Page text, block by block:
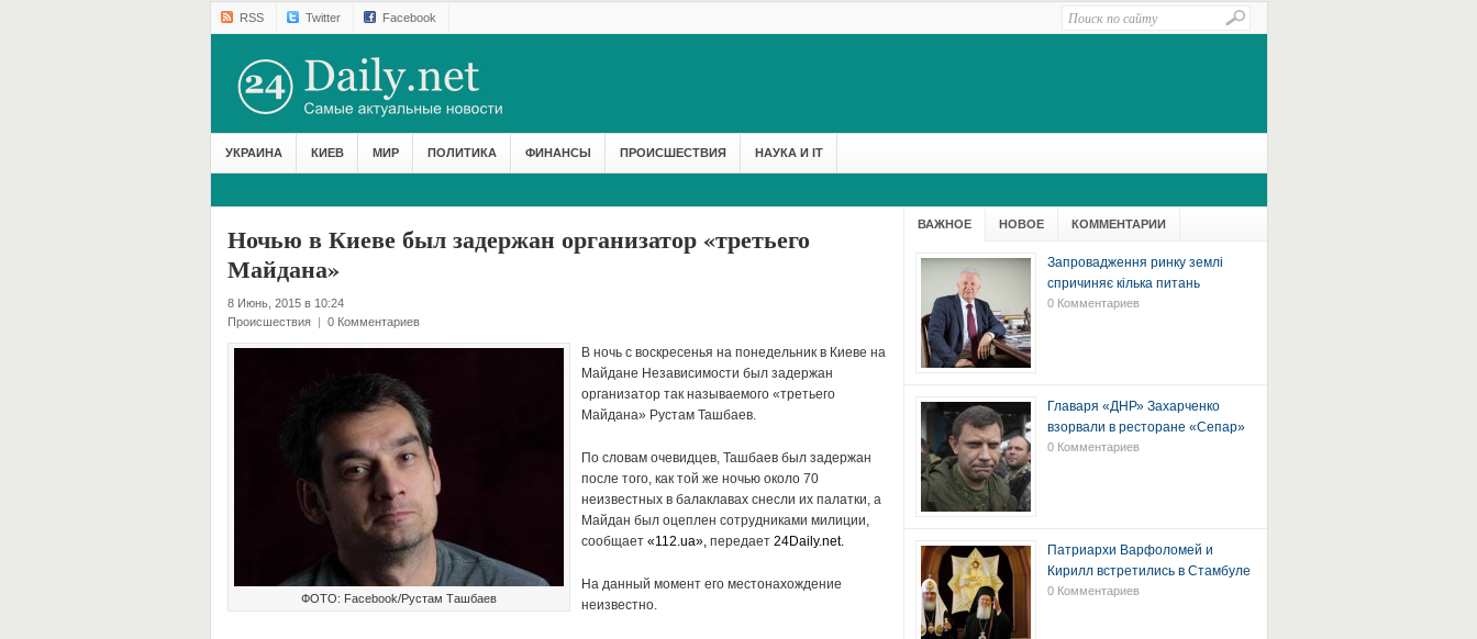
RSS Twitter Facebook
УКРАИНА КИЕВ МИР ПОЛИТИКА ФИНАНСЫ ПРОИСШЕСТВИЯ НАУКА И IT
Ночью в Киеве был задержан организатор «третьего
Майдана»
8 Июнь, 2015 в 10:24
Происшествия
| 0 Комментариев
ФОТО: Facebook/Рустам Ташбаев
В ночь с воскресенья на понедельник в Киеве на
Майдане Независимости был задержан
организатор так называемого «третьего
Майдана» Рустам Ташбаев.
По словам очевидцев, Ташбаев был задержан
после того, как той же ночью около 70
неизвестных в балаклавах снесли их палатки, а
Майдан был оцеплен сотрудниками милиции,
сообщает «112.ua», передает 24Daily.net.
На данный момент его местонахождение
неизвестно.
ВАЖНОЕ НОВОЕ КОММЕНТАРИИ
Запровадження ринку землі
спричиняє кілька питань
0 Комментариев
Главаря «ДНР» Захарченко
взорвали в ресторане «Сепар»
0 Комментариев
Патриархи Варфоломей и
Кирилл встретились в Стамбуле
0 Комментариев